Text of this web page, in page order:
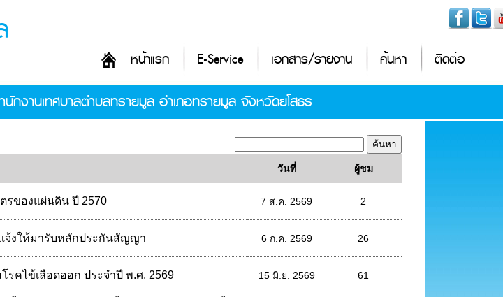
หน้าแรก E-Service เอกสาร/รายงาน ค้นหา ติดต่อ
กงานเทศบาลตำบลทรายมูล อำเภอทรายมูล จังหวัดยโสธร
วันที่ ผู้ชม
รของแผ่นดิน ปี 2570 7 ส.ค. 2569 2
แจ้งให้มารับหลักประกันสัญญา 6 ก.ค. 2569 26
รคไข้เลือดออก ประจำปี พ.ศ. 2569 15 มิ.ย. 2569 61